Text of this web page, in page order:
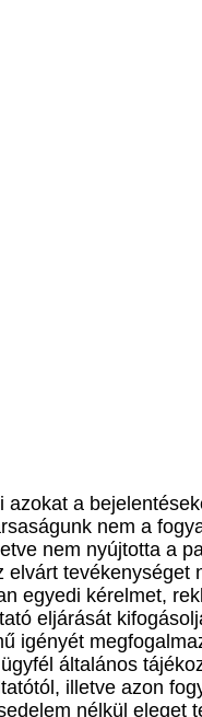
azokat a
nem a
nem nyújtotta a
elvárt tevékenységet
egyedi kérelmet,
eljárását
igényét
általános
illetve azon
nélkül eleget